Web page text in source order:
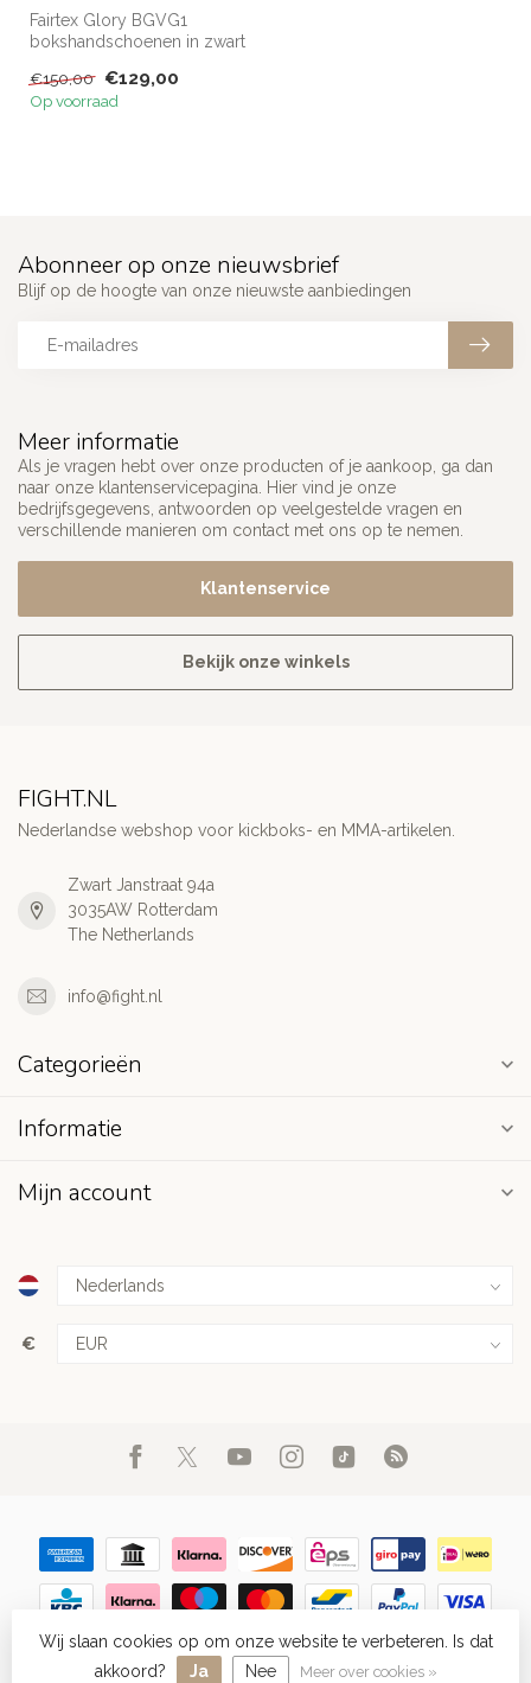
Fairtex Glory BGVG1
bokshandschoenen in zwart
multi‑layer ...
€150,00 €129,00
Op voorraad
Meer informatie
Als je vragen hebt over onze producten of je aankoop, ga dan
naar onze klantenservicepagina. Hier vind je onze
bedrijfsgegevens, antwoorden op veelgestelde vragen en
verschillende manieren om contact met ons op te nemen.
Klantenservice
Bekijk onze winkels
Abonneer op onze nieuwsbrief
Blijf op de hoogte van onze nieuwste aanbiedingen
FIGHT.NL
Nederlandse webshop voor kickboks- en MMA-artikelen.
Zwart Janstraat 94a
3035AW Rotterdam
The Netherlands
info@fight.nl
Categorieën
Informatie
Mijn account
€
© Copyright 2026 FIGHT.NL - Powered byLightspeed-Lightspeed
design
byDyvelopment
Wij slaan cookies op om onze website te verbeteren. Is dat
akkoord?
Ja Nee Meer over cookies »